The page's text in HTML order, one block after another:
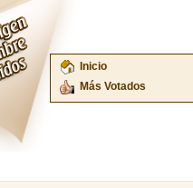
Inicio
Más Votados